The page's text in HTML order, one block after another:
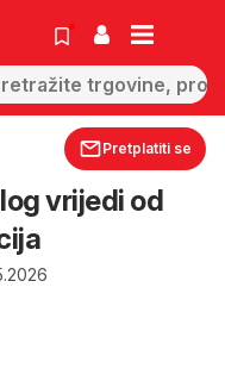
Pretplatiti se
vrijedi od